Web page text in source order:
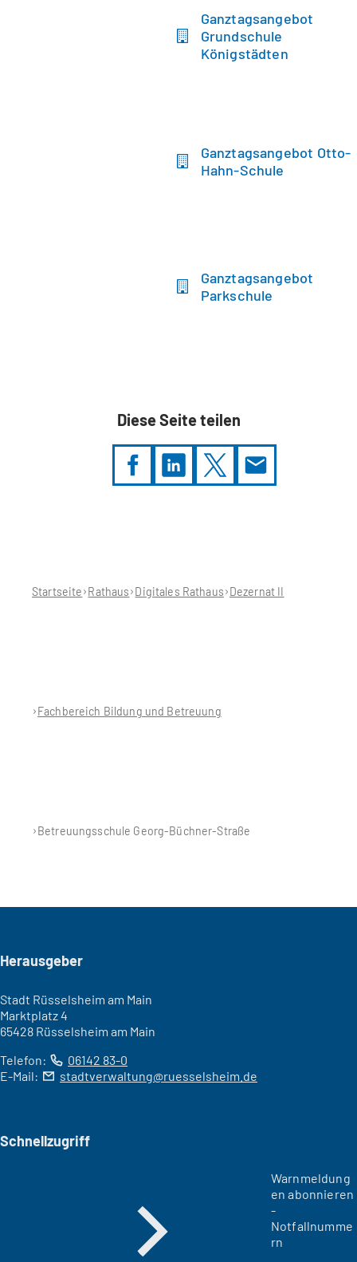
Ganztagsangebot
Grundschule
Königstädten
Ganztagsangebot Otto-
Hahn-Schule
Ganztagsangebot
Parkschule
Diese Seite teilen
Startseite Rathaus Digitales Rathaus Dezernat II
Fachbereich Bildung und Betreuung
Betreuungsschule Georg-Büchner-Straße
Seitenfuß
Herausgeber
Stadt Rüsselsheim am Main
Marktplatz 4
65428 Rüsselsheim am Main
Telefon:
06142 83-0
E-Mail:
stadtverwaltung ruesselsheim de
Schnellzugriff
Warnmeldung
en abonnieren
-
Notfallnumme
rn